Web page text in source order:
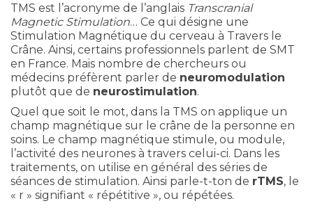
TMS est l’acronyme de l’anglais Transcranial
Magnetic Stimulation… Ce qui désigne une
Stimulation Magnétique du cerveau à Travers le
Crâne. Ainsi, certains professionnels parlent de SMT
en France. Mais nombre de chercheurs ou
médecins préfèrent parler de neuromodulation
plutôt que de neurostimulation.
Quel que soit le mot, dans la TMS on applique un
champ magnétique sur le crâne de la personne en
soins. Le champ magnétique stimule, ou module,
l’activité des neurones à travers celui-ci. Dans les
traitements, on utilise en général des séries de
séances de stimulation. Ainsi parle-t-ton de rTMS, le
« r » signifiant « répétitive », ou répétées.